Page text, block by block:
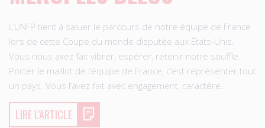
L’UNFP tient à saluer le parcours de notre équipe de France
lors de cette Coupe du monde disputée aux États-Unis.
Vous nous avez fait vibrer, espérer, retenir notre souffle.
Porter le maillot de l’équipe de France, c’est représenter tout
un pays. Vous l’avez fait avec engagement, caractère…
LIRE L'ARTICLE